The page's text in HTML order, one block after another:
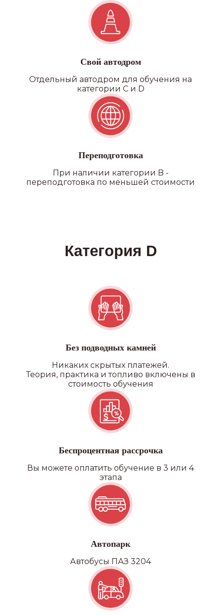
Свой автодром
Отдельный автодром для обучения на
категории C и D
Переподготовка
При наличии категории B -
переподготовка по меньшей стоимости
Без подводных камней
Никаких скрытых платежей.
Теория, практика и топливо включены в
стоимость обучения
Беспроцентная рассрочка
Вы можете оплатить обучение в 3 или 4
этапа
Автопарк
Автобусы ПАЗ 3204
филиалы